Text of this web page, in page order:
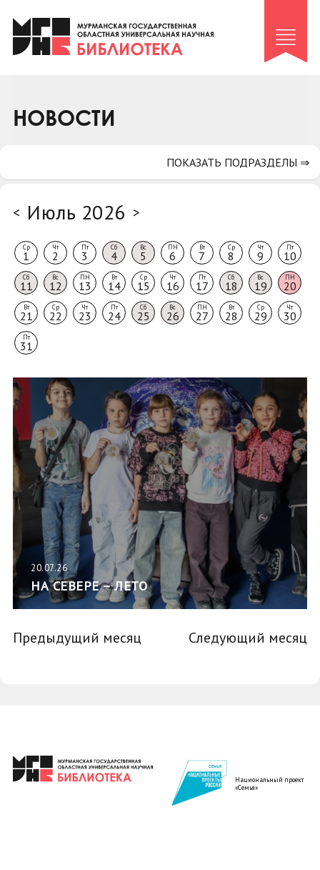
Клуб «Гиря и сельдерей»
Клуб «Семейный архив»
Коллегам
НОВОСТИ
< Июль 2026 >
Ср
1
Чт
2
Пт
3
Сб
4
Вс
5
ПН
6
Вт
7
Ср
8
Чт
9
Пт
10
Сб
11
Вс
12
ПН
13
Вт
14
Ср
15
Чт
16
Пт
17
Сб
18
Вс
19
ПН
20
Вт
21
Ср
22
Чт
23
Пт
24
Сб
25
Вс
26
ПН
27
Вт
28
Ср
29
Чт
30
Пт
31
20.07.26
НА СЕВЕРЕ – ЛЕТО
Предыдущий месяц Следующий месяц
ПОКАЗАТЬ ПОДРАЗДЕЛЫ ⇒
Национальный проект
«Семья»